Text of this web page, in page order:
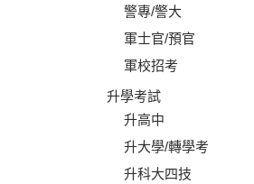
警專/警大
軍士官/預官
軍校招考
升學考試
升高中
升大學/轉學考
升科大四技